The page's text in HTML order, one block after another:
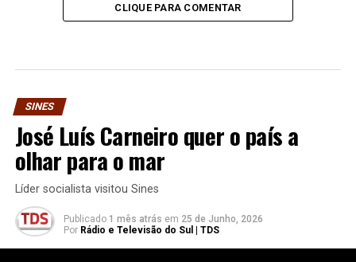
CLIQUE PARA COMENTAR
SINES
José Luís Carneiro quer o país a
olhar para o mar
Líder socialista visitou Sines
Publicado 1 mês atrás em 25 de Junho, 2026
Por Rádio e Televisão do Sul | TDS